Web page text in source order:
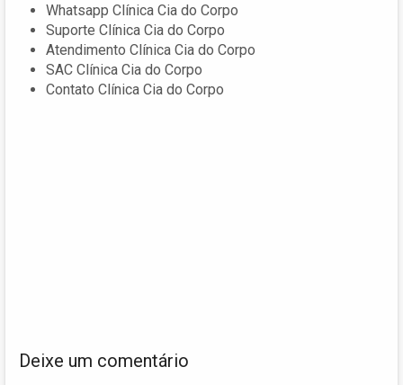
Whatsapp Clínica Cia do Corpo
Suporte Clínica Cia do Corpo
Atendimento Clínica Cia do Corpo
SAC Clínica Cia do Corpo
Contato Clínica Cia do Corpo
Deixe um comentário